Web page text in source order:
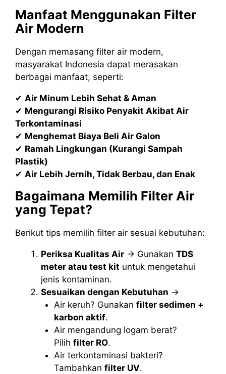
Manfaat Menggunakan Filter
Air Modern
Dengan memasang filter air modern,
masyarakat Indonesia dapat merasakan
berbagai manfaat, seperti:
✔ Air Minum Lebih Sehat & Aman
✔ Mengurangi Risiko Penyakit Akibat Air
Terkontaminasi
✔ Menghemat Biaya Beli Air Galon
✔ Ramah Lingkungan (Kurangi Sampah
Plastik)
✔ Air Lebih Jernih, Tidak Berbau, dan Enak
Bagaimana Memilih Filter Air
yang Tepat?
Berikut tips memilih filter air sesuai kebutuhan:
Periksa Kualitas Air → Gunakan TDS
meter atau test kit untuk mengetahui
jenis kontaminan.
Sesuaikan dengan Kebutuhan →
Air keruh? Gunakan filter sedimen +
karbon aktif.
Air mengandung logam berat?
Pilih filter RO.
Air terkontaminasi bakteri?
Tambahkan filter UV.